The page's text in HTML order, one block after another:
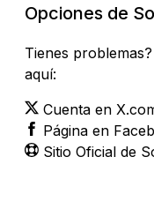
Opciones de
Tienes
aquí:
Cuenta en
Página en
Sitio Oficial de